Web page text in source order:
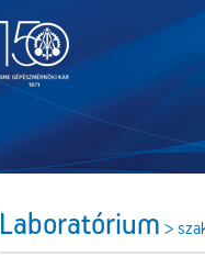
Laboratórium >